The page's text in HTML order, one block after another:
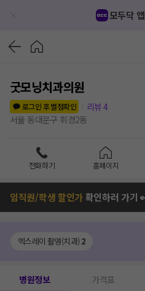
모두닥
굿모닝치과의원
로그인 후 별점확인
리뷰4
서울 동대문구 휘경2동
전화하기 홈페이지
임직원/학생 할인가확인하러 가기
엑스레이 촬영(치과) 2
병원정보 가격표